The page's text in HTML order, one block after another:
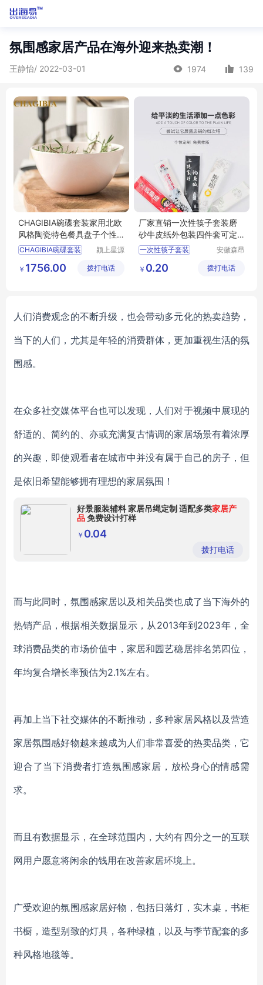
氛围感家居产品在海外迎来热卖潮！
王静怡/ 2022-03-01 1974 139
CHAGIBIA碗碟套装家用北欧
风格陶瓷特色餐具盘子个性
创意网红简约
CHAGIBIA碗碟套装
颍上星源
有限公司
￥ 1756.00 拨打电话
厂家直销一次性筷子套装磨
砂牛皮纸外包装四件套可定
制图案logo个性设计
一次性筷子套装
安徽森昂
有限公司
￥ 0.20 拨打电话
人们消费观念的不断升级，也会带动多元化的热卖趋势，
当下的人们，尤其是年轻的消费群体，更加重视生活的氛
围感。
在众多社交媒体平台也可以发现，人们对于视频中展现的
舒适的、简约的、亦或充满复古情调的家居场景有着浓厚
的兴趣，即使观看者在城市中并没有属于自己的房子，但
是依旧希望能够拥有理想的家居氛围！
好景服装辅料 家居吊绳定制 适配多类家居产
品免费设计打样
￥ 0.04
拨打电话
而与此同时，氛围感家居以及相关品类也成了当下海外的
热销产品，根据相关数据显示，从2013年到2023年，全
球消费品类的市场价值中，家居和园艺稳居排名第四位，
年均复合增长率预估为2.1%左右。
再加上当下社交媒体的不断推动，多种家居风格以及营造
家居氛围感好物越来越成为人们非常喜爱的热卖品类，它
迎合了当下消费者打造氛围感家居，放松身心的情感需
求。
而且有数据显示，在全球范围内，大约有四分之一的互联
网用户愿意将闲余的钱用在改善家居环境上。
广受欢迎的氛围感家居好物，包括日落灯，实木桌，书柜
书橱，造型别致的灯具，各种绿植，以及与季节配套的多
种风格地毯等。